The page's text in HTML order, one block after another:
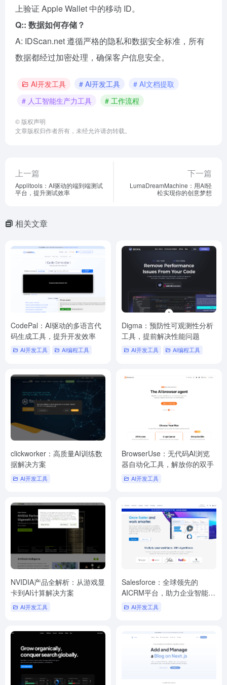
上验证 Apple Wallet 中的移动 ID。
Q:: 数据如何存储？
A: IDScan.net 遵循严格的隐私和数据安全标准，所有
数据都经过加密处理，确保客户信息安全。
AI开发工具 # AI开发工具
# AI文档提取
# 人工智能生产力工具
# 工作流程
© 版权声明
文章版权归作者所有，未经允许请勿转载。
上一篇
Applitools：AI驱动的端到端测试
平台，提升测试效率
下一篇
LumaDreamMachine：用AI轻
松实现你的创意梦想
相关文章
CodePal：AI驱动的多语言代
码生成工具，提升开发效率
AI开发工具 AI编程工具
Digma：预防性可观测性分析
工具，提前解决性能问题
AI开发工具 AI编程工具
clickworker：高质量AI训练数
据解决方案
AI开发工具
BrowserUse：无代码AI浏览
器自动化工具，解放你的双手
AI开发工具
NVIDIA产品全解析：从游戏显
卡到AI计算解决方案
AI开发工具
Salesforce：全球领先的
AICRM平台，助力企业智能增
长 AI开发工具